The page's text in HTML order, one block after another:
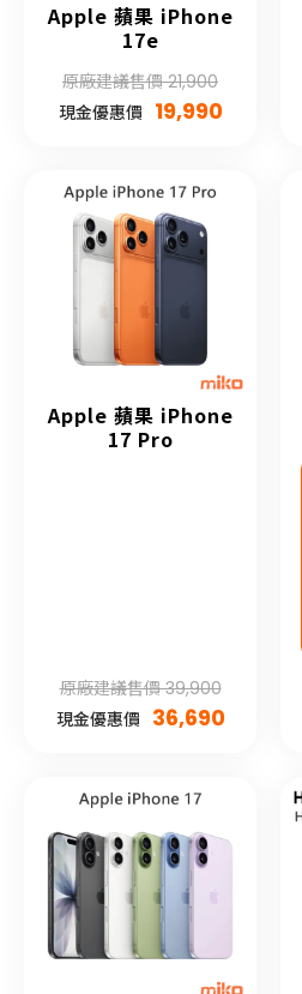
Apple 蘋果 iPhone
17e
原廠建議售價 21,900
現金優惠價 19,990
Apple 蘋果 iPhone
17 Pro
原廠建議售價 39,900
現金優惠價 36,690